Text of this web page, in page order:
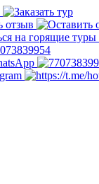
отзыв
на горящие туры